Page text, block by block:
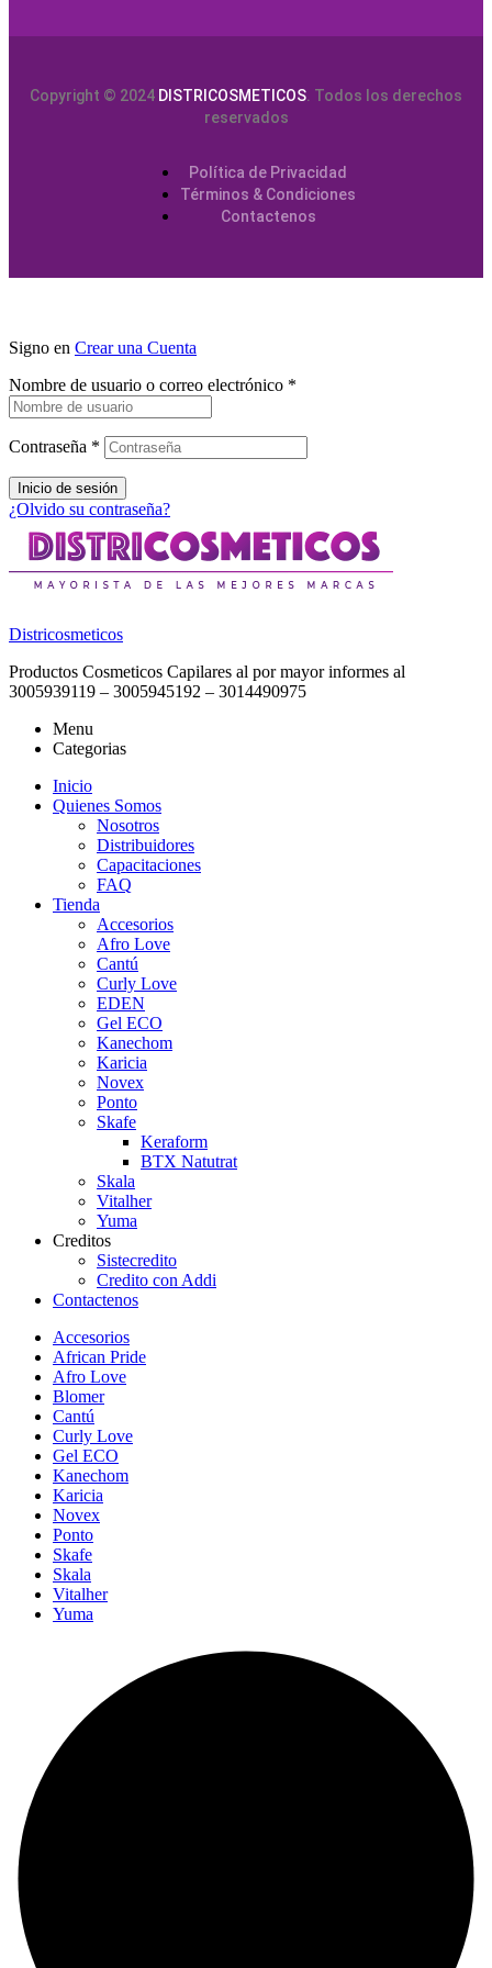
Copyright © 2024 DISTRICOSMETICOS. Todos los derechos
reservados
Política de Privacidad
Términos & Condiciones
Contactenos
Signo en Crear una Cuenta
Nombre de usuario o correo electrónico *
Contraseña *
Inicio de sesión
¿Olvido su contraseña?
Districosmeticos
Productos Cosmeticos Capilares al por mayor informes al
3005939119 – 3005945192 – 3014490975
Menu
Categorias
Inicio
Quienes Somos
Nosotros
Distribuidores
Capacitaciones
FAQ
Tienda
Accesorios
Afro Love
Cantú
Curly Love
EDEN
Gel ECO
Kanechom
Karicia
Novex
Ponto
Skafe
Keraform
BTX Natutrat
Skala
Vitalher
Yuma
Creditos
Sistecredito
Credito con Addi
Contactenos
Accesorios
African Pride
Afro Love
Blomer
Cantú
Curly Love
Gel ECO
Kanechom
Karicia
Novex
Ponto
Skafe
Skala
Vitalher
Yuma